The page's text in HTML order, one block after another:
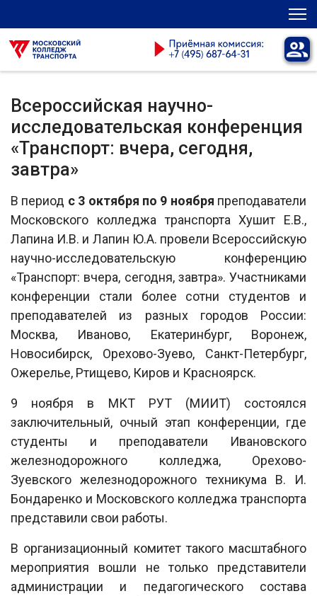
Всероссийская научно-
исследовательская конференция
«Транспорт: вчера, сегодня,
завтра»
В период с 3 октября по 9 ноября преподаватели
Московского колледжа транспорта Хушит Е.В.,
Лапина И.В. и Лапин Ю.А. провели Всероссийскую
научно-исследовательскую конференцию
«Транспорт: вчера, сегодня, завтра». Участниками
конференции стали более сотни студентов и
преподавателей из разных городов России:
Москва, Иваново, Екатеринбург, Воронеж,
Новосибирск, Орехово-Зуево, Санкт-Петербург,
Ожерелье, Ртищево, Киров и Красноярск.
9 ноября в МКТ РУТ (МИИТ) состоялся
заключительный, очный этап конференции, где
студенты и преподаватели Ивановского
железнодорожного колледжа, Орехово-
Зуевского железнодорожного техникума В. И.
Бондаренко и Московского колледжа транспорта
представили свои работы.
В организационный комитет такого масштабного
мероприятия вошли не только представители
администрации и педагогического состава